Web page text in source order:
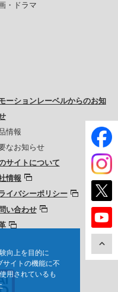
向上を目的に
イトの機能に不
用されているも
・ドラマ
ーションレーベルからのお知
情報
なお知らせ
サイトについて
情報
イバシーポリシー
い合わせ